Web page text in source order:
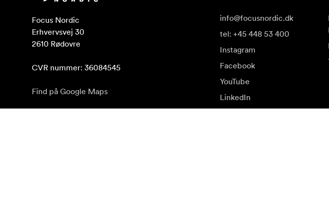
Focus Nordic
Erhvervsvej 30
2610 Rødovre
CVR nummer: 36084545
Find på Google Maps
info@focusnordic.dk
tel: +45 448 53 400
Instagram
Facebook
YouTube
LinkedIn